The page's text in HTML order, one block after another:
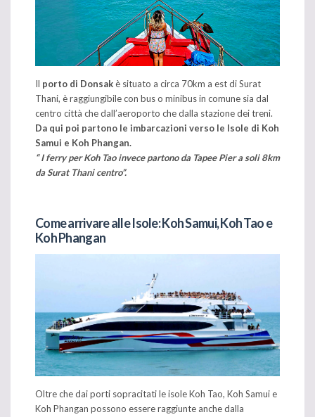
Il porto di Donsakè situato a circa 70km a est di Surat
Thani, è raggiungibile con bus o minibus in comune sia dal
centro città che dall’aeroporto che dalla stazione dei treni.
Da qui poi partono le imbarcazioni verso le Isole di Koh
Samui e Koh Phangan.
“ I ferry per Koh Tao invece partono da Tapee Pier a soli 8km
da Surat Thani centro”.
Come arrivare alle Isole: Koh Samui, Koh Tao e
Koh Phangan
Oltre che dai porti sopracitati le isole Koh Tao, Koh Samui e
Koh Phangan possono essere raggiunte anche dalla